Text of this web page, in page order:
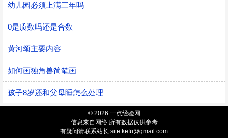
幼儿园必须上满三年吗
0是质数吗还是合数
黄河颂主要内容
如何画独角兽简笔画
孩子8岁还和父母睡怎么处理
© 2026 一点经验网
信息来自网络 所有数据仅供参考
有疑问请联系站长 site.kefu@gmail.com